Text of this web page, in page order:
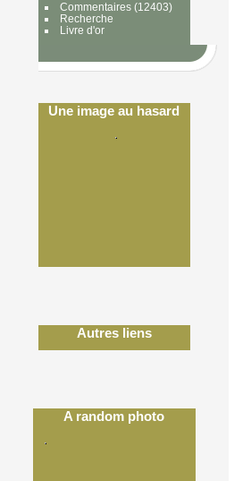
Commentaires(12403)
Recherche
Livre d'or
Une image au hasard
Autres liens
A random photo